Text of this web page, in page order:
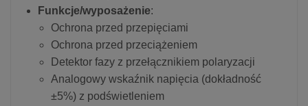
Funkcje/wyposażenie:
Ochrona przed przepięciami
Ochrona przed przeciążeniem
Detektor fazy z przełącznikiem polaryzacji
Analogowy wskaźnik napięcia (dokładność
±5%) z podświetleniem